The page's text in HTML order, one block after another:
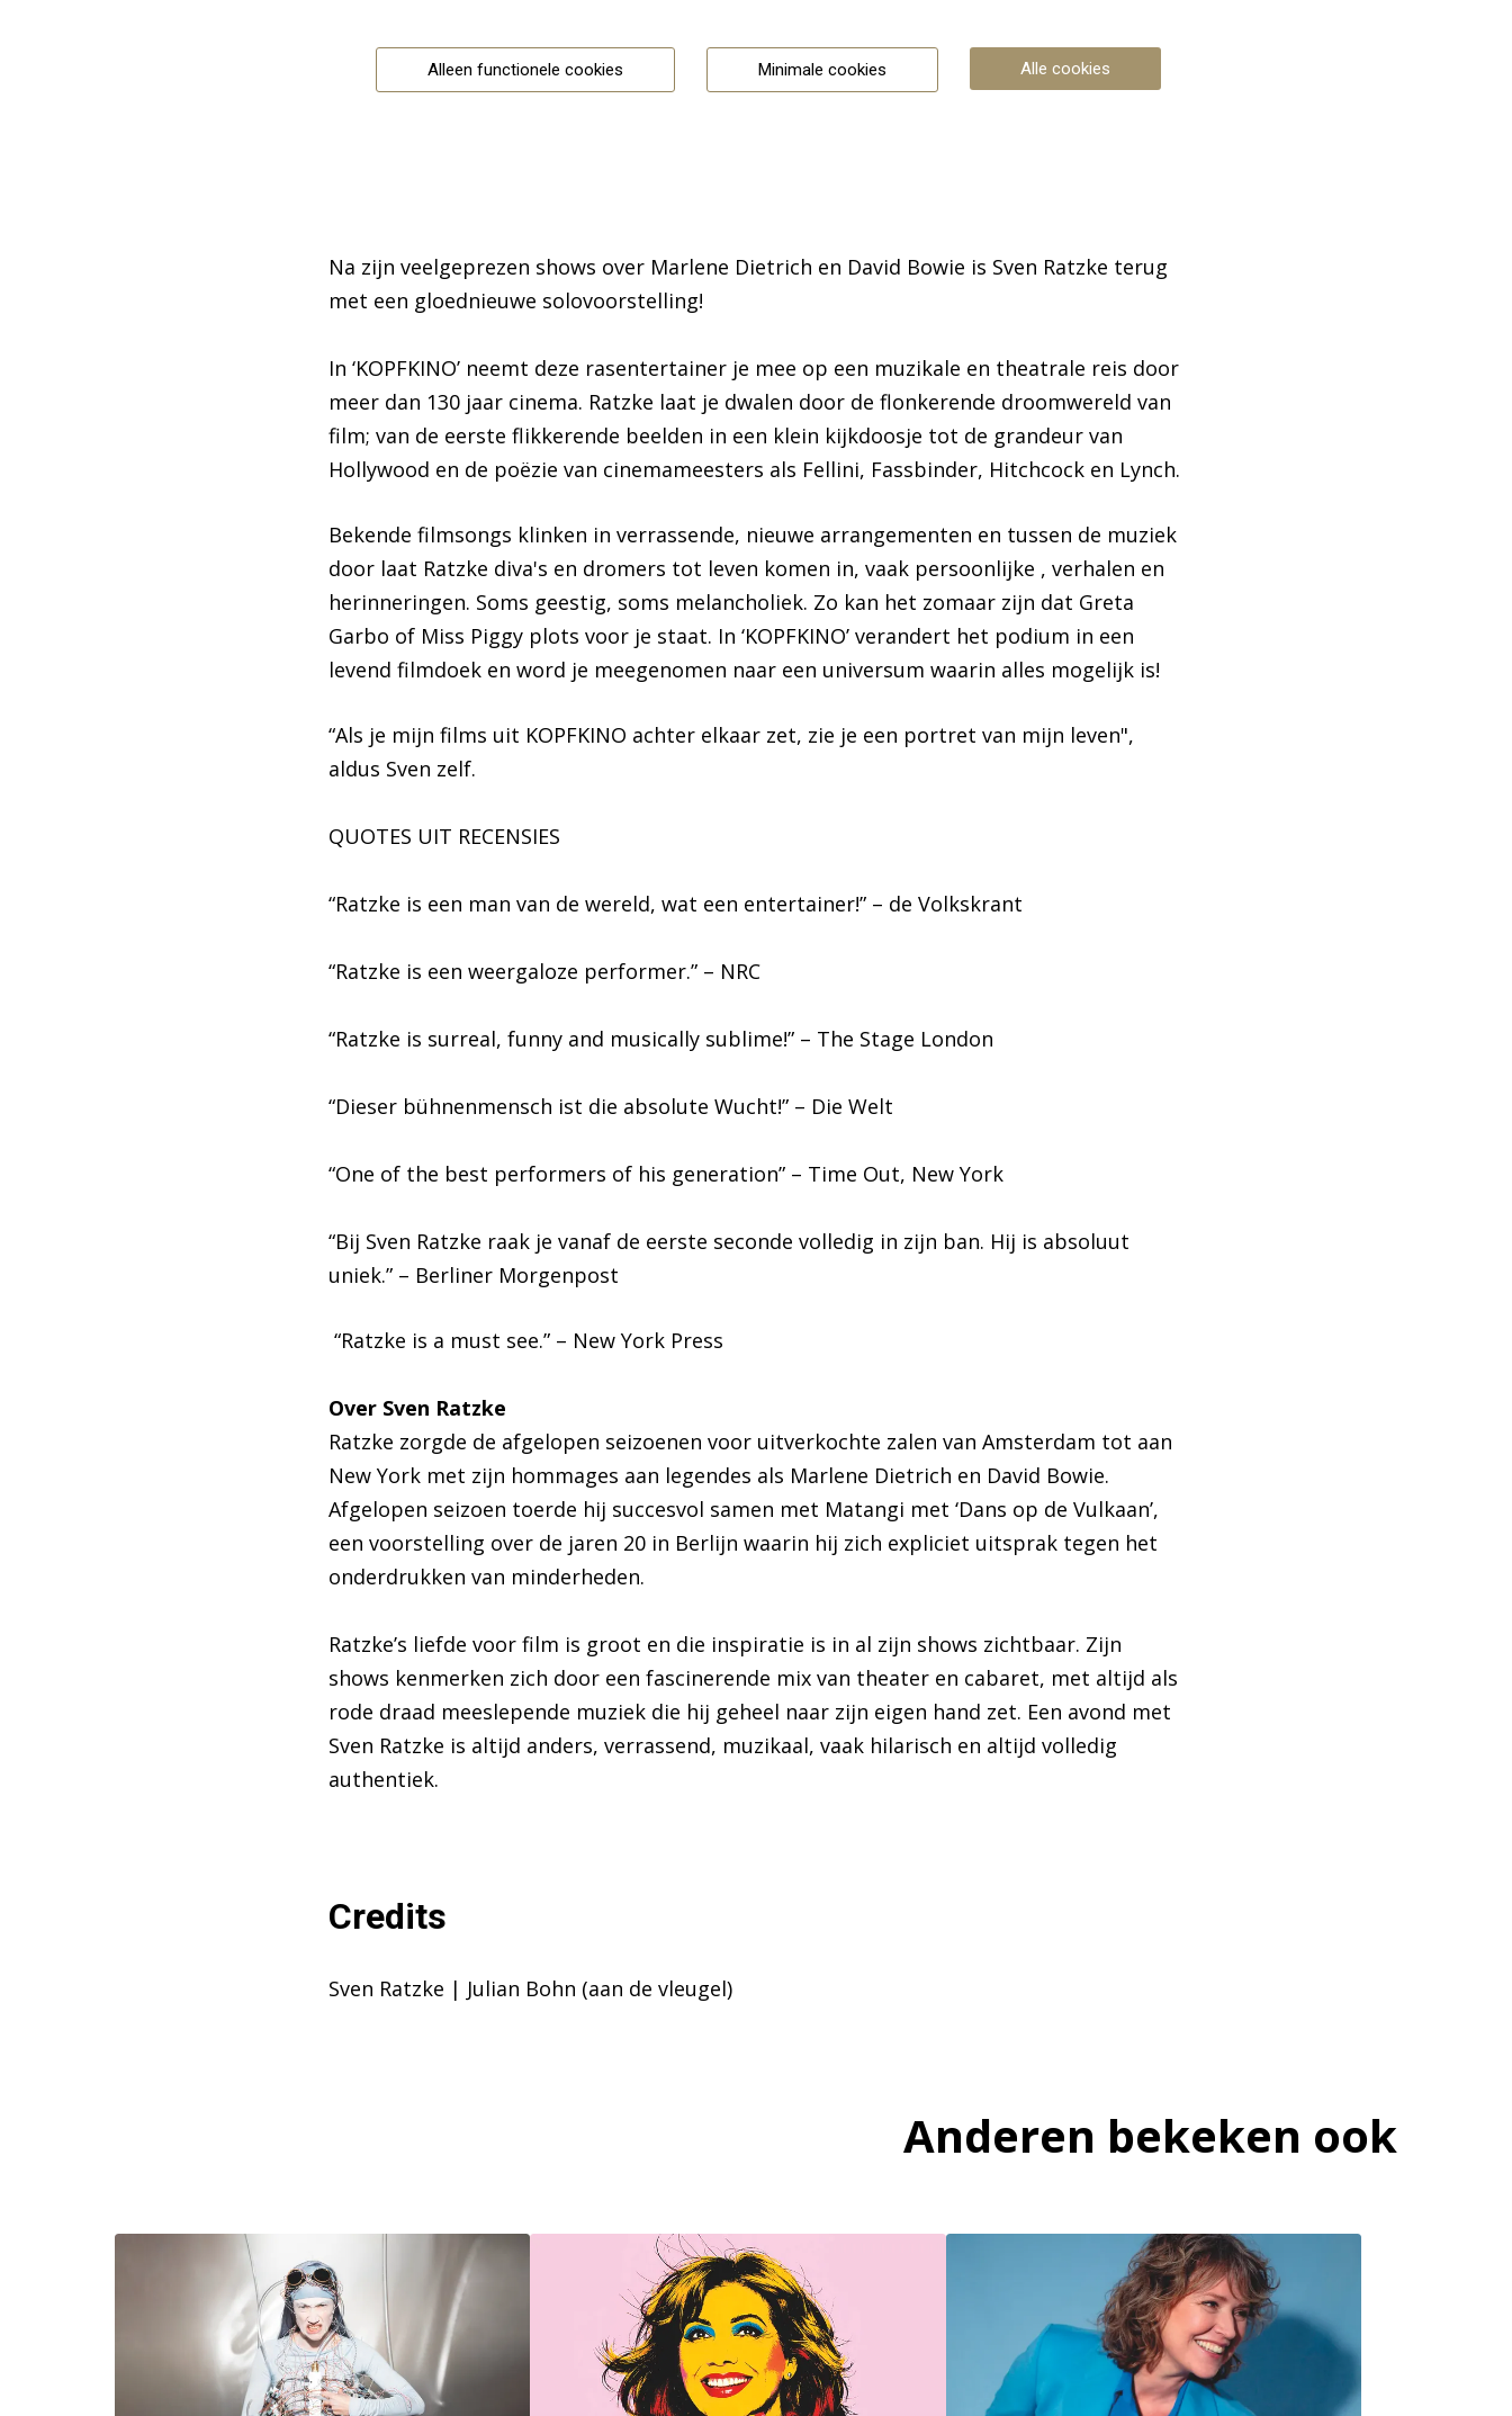
Alleen functionele cookies Minimale cookies Alle cookies
Na zijn veelgeprezen shows over Marlene Dietrich en David Bowie is Sven Ratzke terug
met een gloednieuwe solovoorstelling!
In ‘KOPFKINO’ neemt deze rasentertainer je mee op een muzikale en theatrale reis door
meer dan 130 jaar cinema. Ratzke laat je dwalen door de flonkerende droomwereld van
film; van de eerste flikkerende beelden in een klein kijkdoosje tot de grandeur van
Hollywood en de poëzie van cinemameesters als Fellini, Fassbinder, Hitchcock en Lynch.
Bekende filmsongs klinken in verrassende, nieuwe arrangementen en tussen de muziek
door laat Ratzke diva's en dromers tot leven komen in, vaak persoonlijke , verhalen en
herinneringen. Soms geestig, soms melancholiek. Zo kan het zomaar zijn dat Greta
Garbo of Miss Piggy plots voor je staat. In ‘KOPFKINO’ verandert het podium in een
levend filmdoek en word je meegenomen naar een universum waarin alles mogelijk is!
“Als je mijn films uit KOPFKINO achter elkaar zet, zie je een portret van mijn leven",
aldus Sven zelf.
QUOTES UIT RECENSIES
“Ratzke is een man van de wereld, wat een entertainer!” – de Volkskrant
“Ratzke is een weergaloze performer.” – NRC
“Ratzke is surreal, funny and musically sublime!” – The Stage London
“Dieser bühnenmensch ist die absolute Wucht!” – Die Welt
“One of the best performers of his generation” – Time Out, New York
“Bij Sven Ratzke raak je vanaf de eerste seconde volledig in zijn ban. Hij is absoluut
uniek.” – Berliner Morgenpost
“Ratzke is a must see.” – New York Press
Over Sven Ratzke
Ratzke zorgde de afgelopen seizoenen voor uitverkochte zalen van Amsterdam tot aan
New York met zijn hommages aan legendes als Marlene Dietrich en David Bowie.
Afgelopen seizoen toerde hij succesvol samen met Matangi met ‘Dans op de Vulkaan’,
een voorstelling over de jaren 20 in Berlijn waarin hij zich expliciet uitsprak tegen het
onderdrukken van minderheden.
Ratzke’s liefde voor film is groot en die inspiratie is in al zijn shows zichtbaar. Zijn
shows kenmerken zich door een fascinerende mix van theater en cabaret, met altijd als
rode draad meeslepende muziek die hij geheel naar zijn eigen hand zet. Een avond met
Sven Ratzke is altijd anders, verrassend, muzikaal, vaak hilarisch en altijd volledig
authentiek.
Credits
Sven Ratzke | Julian Bohn (aan de vleugel)
Anderen bekeken ook